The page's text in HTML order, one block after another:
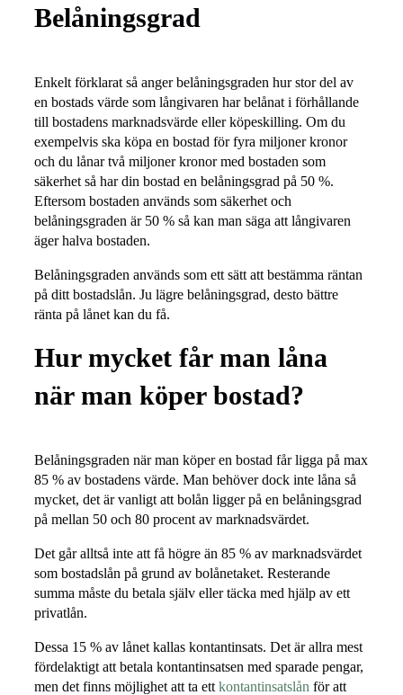
Belåningsgrad
Enkelt förklarat så anger belåningsgraden hur stor del av
en bostads värde som långivaren har belånat i förhållande
till bostadens marknadsvärde eller köpeskilling. Om du
exempelvis ska köpa en bostad för fyra miljoner kronor
och du lånar två miljoner kronor med bostaden som
säkerhet så har din bostad en belåningsgrad på 50 %.
Eftersom bostaden används som säkerhet och
belåningsgraden är 50 % så kan man säga att långivaren
äger halva bostaden.
Belåningsgraden används som ett sätt att bestämma räntan
på ditt bostadslån. Ju lägre belåningsgrad, desto bättre
ränta på lånet kan du få.
Hur mycket får man låna
när man köper bostad?
Belåningsgraden när man köper en bostad får ligga på max
85 % av bostadens värde. Man behöver dock inte låna så
mycket, det är vanligt att bolån ligger på en belåningsgrad
på mellan 50 och 80 procent av marknadsvärdet.
Det går alltså inte att få högre än 85 % av marknadsvärdet
som bostadslån på grund av bolånetaket. Resterande
summa måste du betala själv eller täcka med hjälp av ett
privatlån.
Dessa 15 % av lånet kallas kontantinsats. Det är allra mest
fördelaktigt att betala kontantinsatsen med sparade pengar,
men det finns möjlighet att ta ett kontantinsatslån för att